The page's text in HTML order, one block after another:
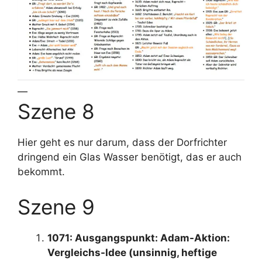
—
Szene 8
Hier geht es nur darum, dass der Dorfrichter
dringend ein Glas Wasser benötigt, das er auch
bekommt.
Szene 9
1071: Ausgangspunkt: Adam-Aktion:
Vergleichs-Idee (unsinnig, heftige